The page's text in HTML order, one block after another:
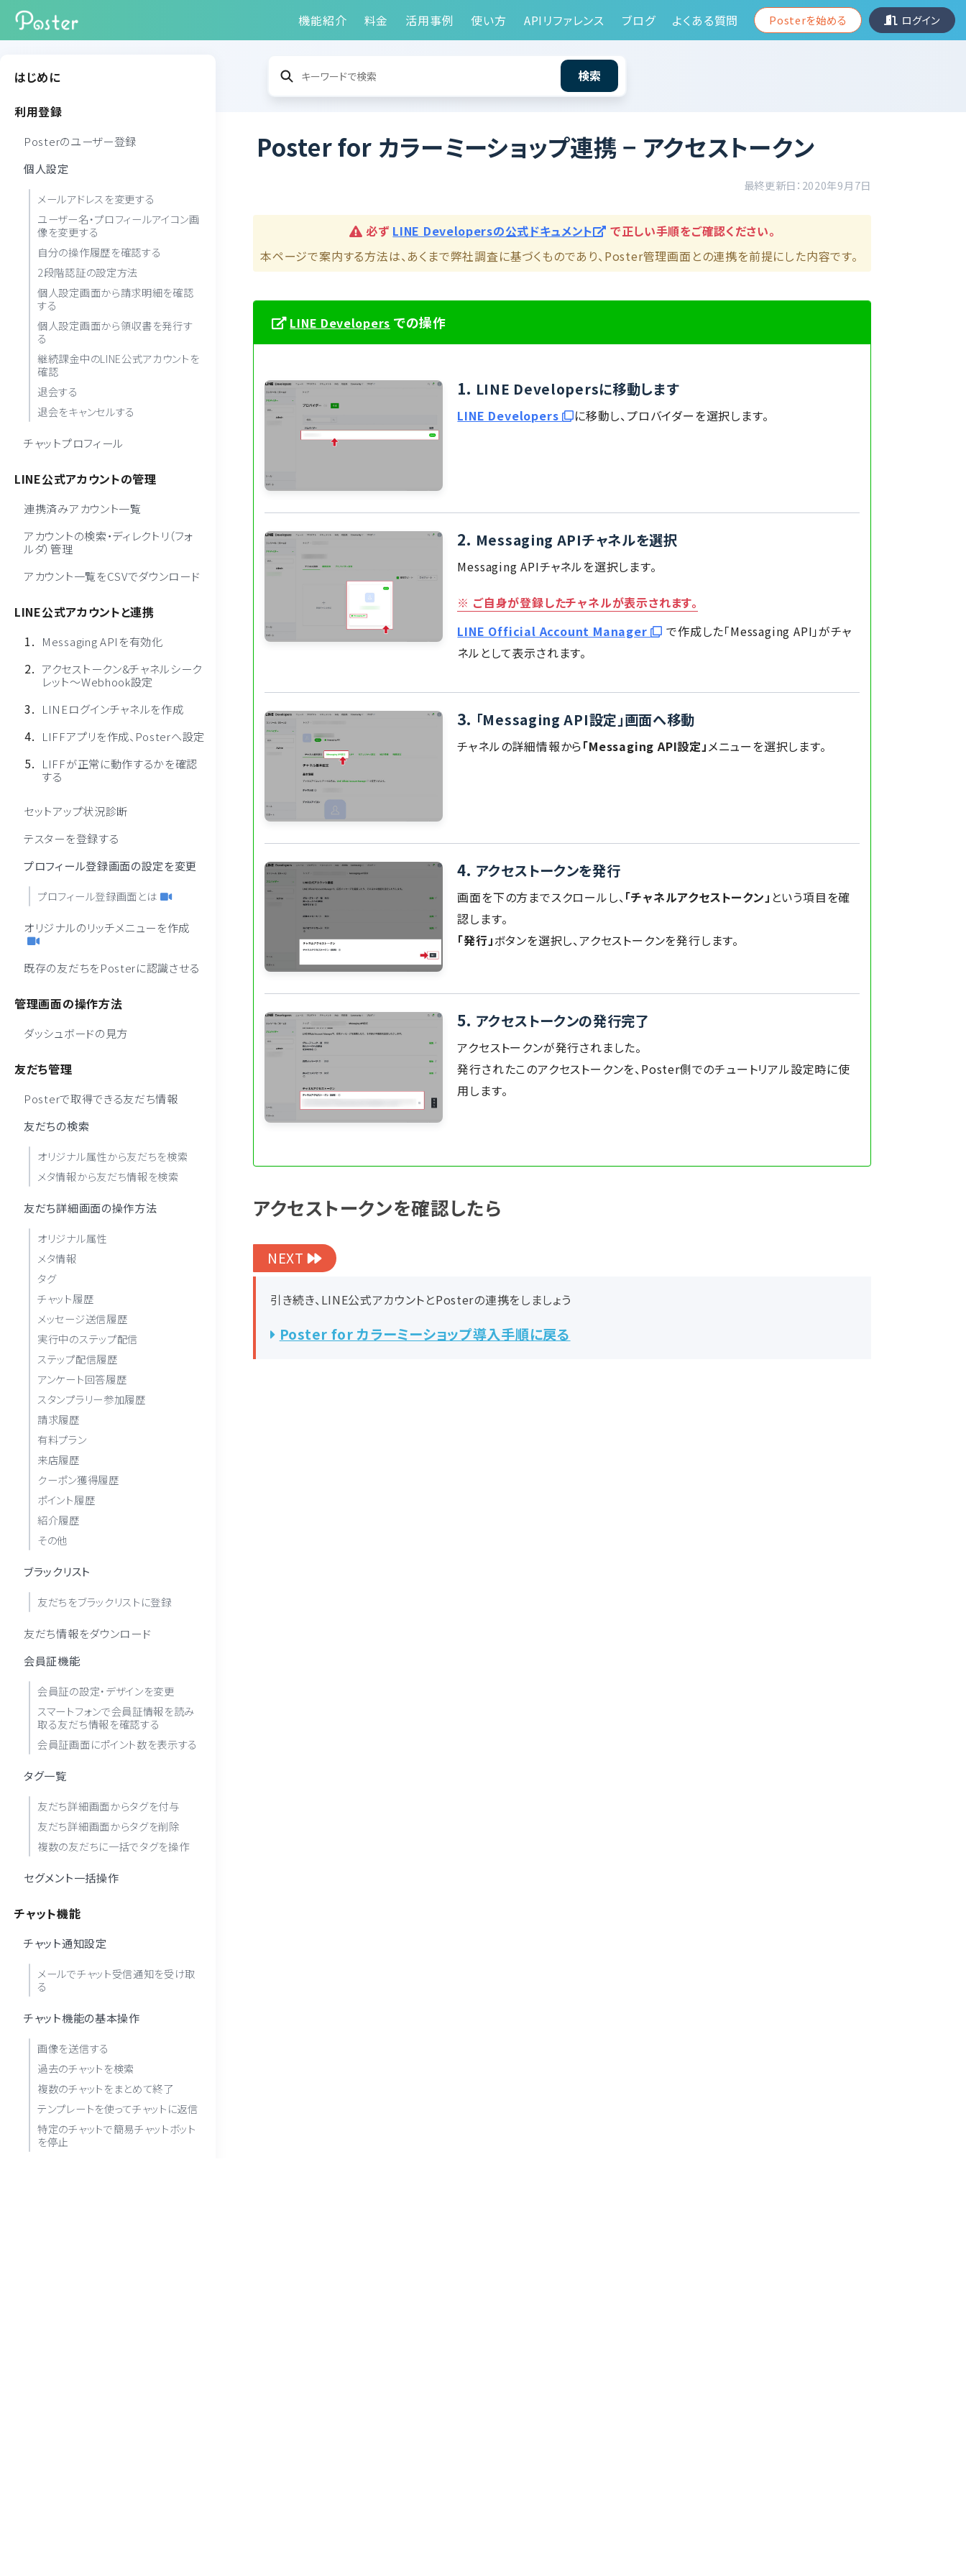
機能紹介 料金 活用事例 使い方 APIリファレンス ブログ よくある質問 Posterを始める ログイン
はじめに
利用登録
Posterのユーザー登録
個人設定
メールアドレスを変更する
ユーザー名・プロフィールアイコン画
像を変更する
自分の操作履歴を確認する
2段階認証の設定方法
個人設定画面から請求明細を確認
する
個人設定画面から領収書を発行す
る
継続課金中のLINE公式アカウントを
確認
退会する
退会をキャンセルする
チャットプロフィール
LINE公式アカウントの管理
連携済みアカウント一覧
アカウントの検索・ディレクトリ（フォ
ルダ）管理
アカウント一覧をCSVでダウンロード
LINE公式アカウントと連携
Messaging APIを有効化
アクセストークン&チャネルシーク
レット〜Webhook設定
LINEログインチャネルを作成
LIFFアプリを作成、Posterへ設定
LIFFが正常に動作するかを確認
する
セットアップ状況診断
テスターを登録する
プロフィール登録画面の設定を変更
プロフィール登録画面とは
オリジナルのリッチメニューを作成
既存の友だちをPosterに認識させる
管理画面の操作方法
ダッシュボードの見方
友だち管理
Posterで取得できる友だち情報
友だちの検索
オリジナル属性から友だちを検索
メタ情報から友だち情報を検索
友だち詳細画面の操作方法
オリジナル属性
メタ情報
タグ
チャット履歴
メッセージ送信履歴
実行中のステップ配信
ステップ配信履歴
アンケート回答履歴
スタンプラリー参加履歴
請求履歴
有料プラン
来店履歴
クーポン獲得履歴
ポイント履歴
紹介履歴
その他
ブラックリスト
友だちをブラックリストに登録
友だち情報をダウンロード
会員証機能
会員証の設定・デザインを変更
スマートフォンで会員証情報を読み
取る友だち情報を確認する
会員証画面にポイント数を表示する
タグ一覧
友だち詳細画面からタグを付与
友だち詳細画面からタグを削除
複数の友だちに一括でタグを操作
セグメント一括操作
チャット機能
チャット通知設定
メールでチャット受信通知を受け取
る
チャット機能の基本操作
画像を送信する
過去のチャットを検索
複数のチャットをまとめて終了
テンプレートを使ってチャットに返信
特定のチャットで簡易チャットボット
を停止
検索
Poster for カラーミーショップ連携 − アクセストークン
最終更新日：2020年9月7日
必ず LINE Developersの公式ドキュメント
で正しい手順をご確認ください。
本ページで案内する方法は、あくまで弊社調査に基づくものであり、Poster管理画面との連携を前提にした内容です。
LINE Developers での操作
1. LINE Developersに移動します
LINE Developers に移動し、プロバイダーを選択します。
2. Messaging APIチャネルを選択
Messaging APIチャネルを選択します。
※ ご自身が登録したチャネルが表示されます。
LINE Official Account Manager
で作成した「Messaging API」がチャ
ネルとして表示されます。
3. 「Messaging API設定」画面へ移動
チャネルの詳細情報から「Messaging API設定」メニューを選択します。
4. アクセストークンを発行
画面を下の方までスクロールし、 「チャネルアクセストークン」 という項目を確
認します。
「発行」ボタンを選択し、アクセストークンを発行します。
5. アクセストークンの発行完了
アクセストークンが発行されました。
発行されたこのアクセストークンを、Poster側でのチュートリアル設定時に使
用します。
アクセストークンを確認したら
NEXT
引き続き、LINE公式アカウントとPosterの連携をしましょう
Poster for カラーミーショップ導入手順に戻る